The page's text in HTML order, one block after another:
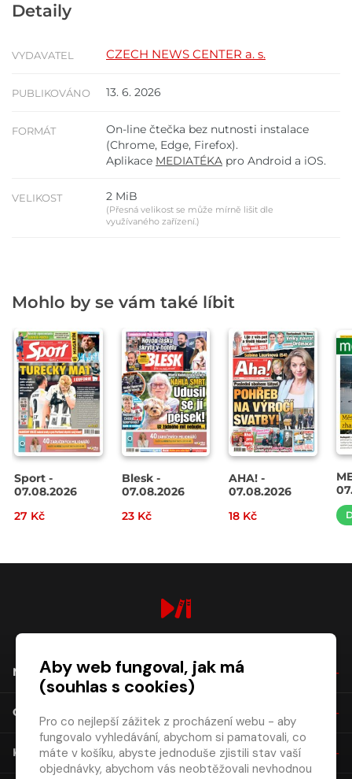
Detaily
VYDAVATEL CZECH NEWS CENTER a. s.
PUBLIKOVÁNO 13. 6. 2026
FORMÁT
On-line čtečka bez nutnosti instalace
(Chrome, Edge, Firefox).
Aplikace MEDIATÉKA pro Android a iOS.
VELIKOST 2 MiB
(Přesná velikost se může mírně lišit dle
využívaného zařízení.)
Mohlo by se vám také líbit
Sport -
07.08.2026
27 Kč
Blesk -
07.08.2026
23 Kč
AHA! -
07.08.2026
18 Kč
NÁKUP
O SPOLEČNOSTI
KONTAKT
Aby web fungoval, jak má
(souhlas s cookies)
Pro co nejlepší zážitek z procházení webu - aby
fungovalo vyhledávání, abychom si pamatovali, co
máte v košíku, abyste jednoduše zjistili stav vaší
objednávky, abychom vás neobtěžovali nevhodnou